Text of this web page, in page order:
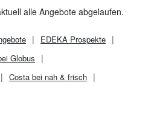
alle Angebote abgelaufen.
EDEKA Prospekte
Globus
Costa bei nah & frisch